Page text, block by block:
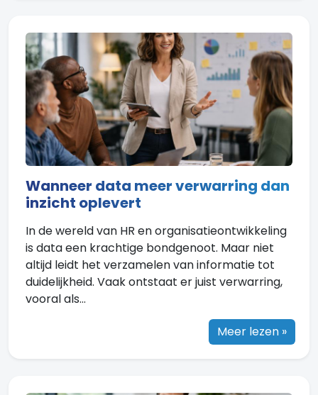
Wanneer data meer verwarring dan
inzicht oplevert
In de wereld van HR en organisatieontwikkeling
is data een krachtige bondgenoot. Maar niet
altijd leidt het verzamelen van informatie tot
duidelijkheid. Vaak ontstaat er juist verwarring,
vooral als...
Meer lezen »